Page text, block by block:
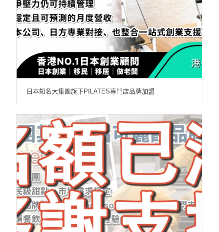
日本知名大集團旗下PILATES專門店品牌加盟